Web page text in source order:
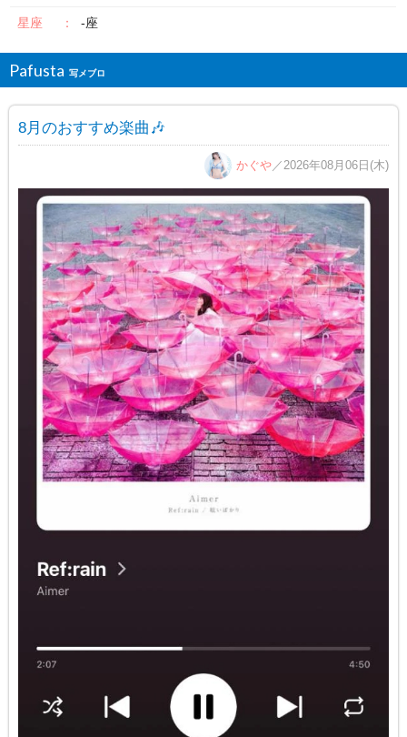
星座 -座
Pafusta
8月のおすすめ楽曲🎶
かぐや／2026年08月06日(木)